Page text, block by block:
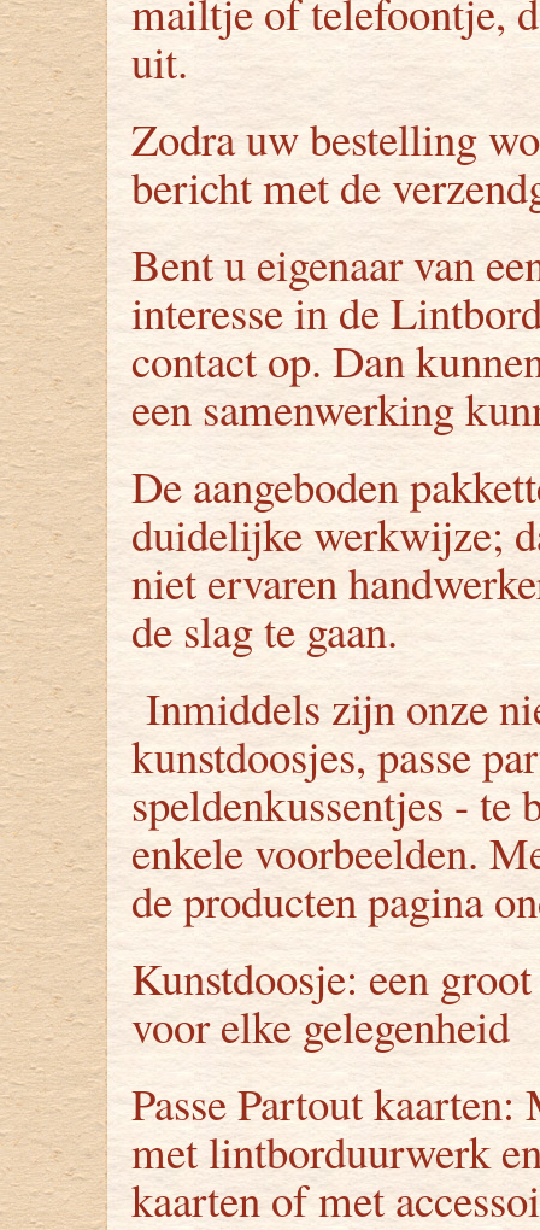
mailtje of telefoontje,
uit.
Zodra uw bestelling
bericht met de
Bent u eigenaar van
interesse in de
contact op. Dan
een samenwerking
De aangeboden
duidelijke werkwijze;
niet ervaren
de slag te gaan.
Inmiddels zijn onze
kunstdoosjes, passe
speldenkussentjes - te
enkele voorbeelden.
de producten pagina
Kunstdoosje: een
voor elke gelegenheid
Passe Partout
met lintborduurwerk
kaarten of met